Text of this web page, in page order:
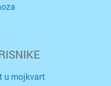
u mojkvart